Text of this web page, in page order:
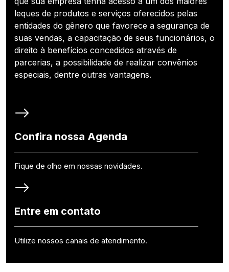
leques de produtos e serviços oferecidos pelas
entidades do gênero que favorece a segurança de
suas vendas, a capacitação de seus funcionários, o
direito à benefícios concedidos através de
parcerias, a possibilidade de realizar convênios
especiais, dentre outras vantagens.
Confira nossa Agenda
Fique de olho em nossas novidades.
Entre em contato
Utilize nossos canais de atendimento.